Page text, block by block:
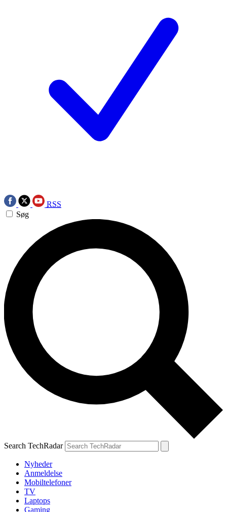
RSS
Søg
Search TechRadar
Nyheder
Anmeldelse
Mobiltelefoner
TV
Laptops
Gaming